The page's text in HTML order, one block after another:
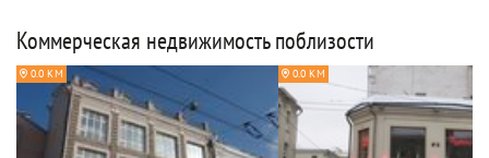
Коммерческая недвижимость поблизости
0.0 КМ 0.0 КМ